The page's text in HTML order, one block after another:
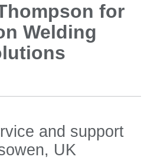
for
Welding
and support
UK